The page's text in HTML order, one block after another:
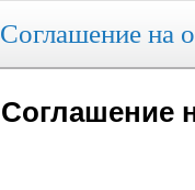
Соглашение на
Соглашение